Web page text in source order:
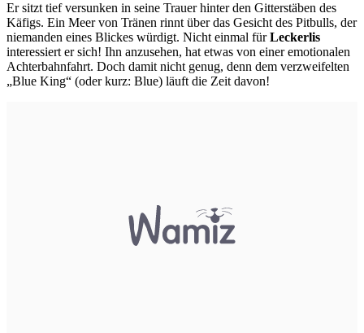
Er sitzt tief versunken in seine Trauer hinter den Gitterstäben des
Käfigs. Ein Meer von Tränen rinnt über das Gesicht des Pitbulls, der
niemanden eines Blickes würdigt. Nicht einmal fürLeckerlis
interessiert er sich! Ihn anzusehen, hat etwas von einer emotionalen
Achterbahnfahrt. Doch damit nicht genug, denn dem verzweifelten
„Blue King“ (oder kurz: Blue) läuft die Zeit davon!